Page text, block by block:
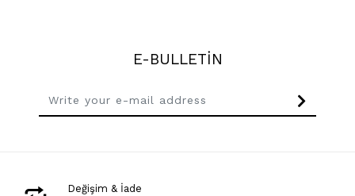
E-BULLETİN
Değişim & İade